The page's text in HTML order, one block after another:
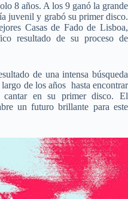
8 años. A los 9 ganó la grande
juvenil y grabó su primer disco.
Casas de Fado de Lisboa,
resultado de su proceso de
de una intensa búsqueda
de los años hasta encontrar
cantar en su primer disco. El
un futuro brillante para este